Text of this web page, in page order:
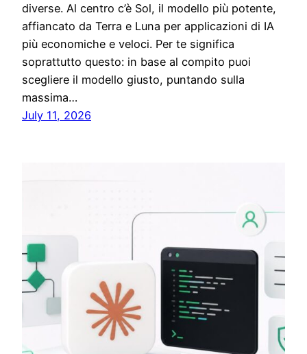
diverse. Al centro c’è Sol, il modello più potente,
affiancato da Terra e Luna per applicazioni di IA
più economiche e veloci. Per te significa
soprattutto questo: in base al compito puoi
scegliere il modello giusto, puntando sulla
massima…
July 11, 2026